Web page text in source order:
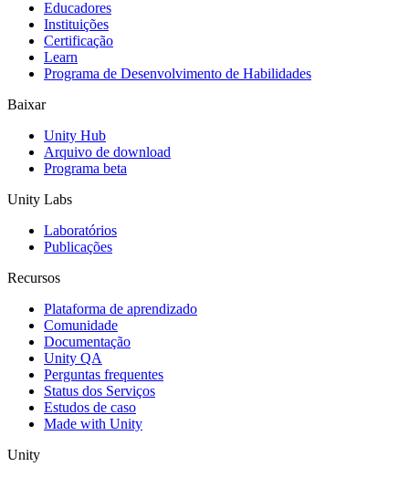
Jogos XR
Lance jogos XR em várias plataformas
Jogos com multijogador
Educadores
Instituições
Certificação
Learn
Programa de Desenvolvimento de Habilidades
Baixar
Unity Hub
Arquivo de download
Programa beta
Unity Labs
Laboratórios
Publicações
Recursos
Plataforma de aprendizado
Comunidade
Documentação
Unity QA
Perguntas frequentes
Status dos Serviços
Estudos de caso
Made with Unity
Unity